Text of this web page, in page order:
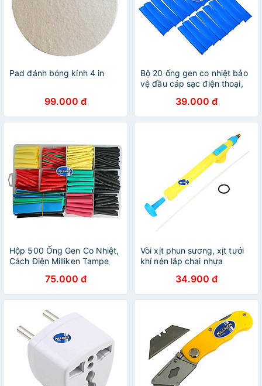
Pad đánh bóng kính 4 in
99.000 đ
Bộ 20 ống gen co nhiệt bảo
vệ đầu cáp sạc điện thoại,
nhiên Milliken NL-3054 -
Hàng chính hãng
39.000 đ
Hộp 500 Ống Gen Co Nhiệt,
Cách Điện Milliken Tampe
75.000 đ
Vòi xịt phun sương, xịt tưới
khí nén lắp chai nhựa
34.900 đ